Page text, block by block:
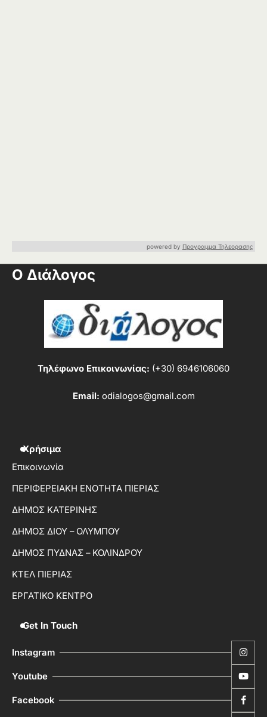
powered by Προγραμμα Τηλεορασης
Ο Διάλογος
Τηλέφωνο Επικοινωνίας: (+30) 6946106060
Email: odialogos@gmail.com
Χρήσιμα
Επικοινωνία
ΠΕΡΙΦΕΡΕΙΑΚΗ ΕΝΟΤΗΤΑ ΠΙΕΡΙΑΣ
ΔΗΜΟΣ ΚΑΤΕΡΙΝΗΣ
ΔΗΜΟΣ ΔΙΟΥ – ΟΛΥΜΠΟΥ
ΔΗΜΟΣ ΠΥΔΝΑΣ – ΚΟΛΙΝΔΡΟΥ
ΚΤΕΛ ΠΙΕΡΙΑΣ
ΕΡΓΑΤΙΚΟ ΚΕΝΤΡΟ
Get In Touch
Instagram
Youtube
Facebook